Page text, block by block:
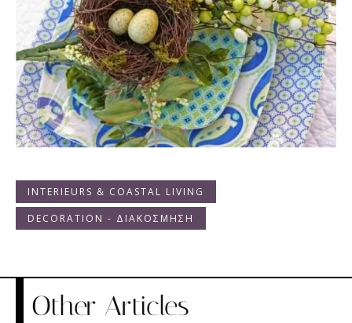
INTERIEURS & COASTAL LIVING
DECORATION - ΔΙΑΚΟΣΜΗΣΗ
Other Articles